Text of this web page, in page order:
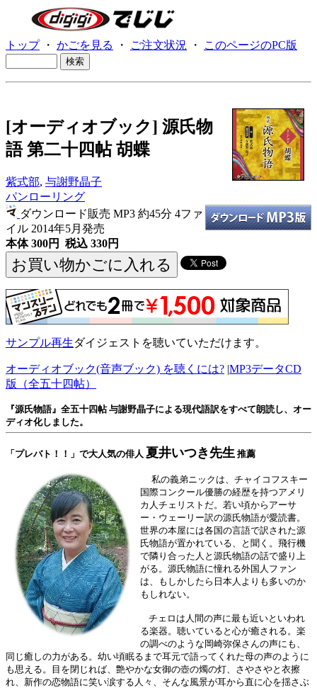
トップ・ かごを見る ・ ご注文状況 ・ このページのPC版
[オーディオブック] 源氏物
語 第二十四帖 胡蝶
紫式部, 与謝野晶子
パンローリング
ダウンロード販売 MP3 約45分 4ファ
イル 2014年5月発売
本体 300円 税込 330円
サンプル再生ダイジェストを聴いていただけます。
オーディオブック(音声ブック) を聴くには? |MP3データCD
版（全五十四帖）
『源氏物語』全五十四帖 与謝野晶子による現代語訳をすべて朗読し、オー
ディオ化しました。
「プレバト！！」で大人気の俳人 夏井いつき先生 推薦
私の義弟ニックは、チャイコフスキー
国際コンクール優勝の経歴を持つアメリ
カ人チェリストだ。若い頃からアーサ
ー・ウェーリー訳の源氏物語が愛読書。
世界の本屋には各国の言語で訳された源
氏物語が置かれている、と聞く。飛行機
で隣り合った人と源氏物語の話で盛り上
がる。源氏物語に憧れる外国人ファン
は、もしかしたら日本人よりも多いのか
もしれない。
チェロは人間の声に最も近いといわれ
る楽器。聴いていると心が癒される。楽
の調べのような岡崎弥保さんの声にも、
同じ癒しの力がある。幼い頃眠るまで耳元で語ってくれた母の声のように
も思える。目を閉じれば、艶やかな女御の壺の燭の灯、さやさやと衣擦
れ、新作の恋物語に笑い涙する人々、そんな風景が耳から直に心を揺さぶ